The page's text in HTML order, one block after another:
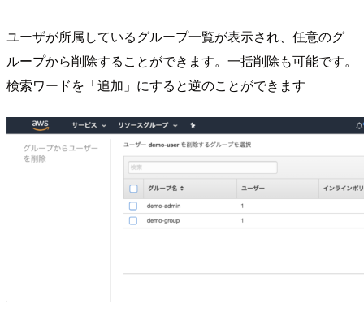
ユーザが所属しているグループ一覧が表示され、任意のグ
ループから削除することができます。一括削除も可能です。
検索ワードを「追加」にすると逆のことができます